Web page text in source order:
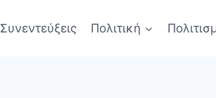
Συνεντεύξεις Πολιτική